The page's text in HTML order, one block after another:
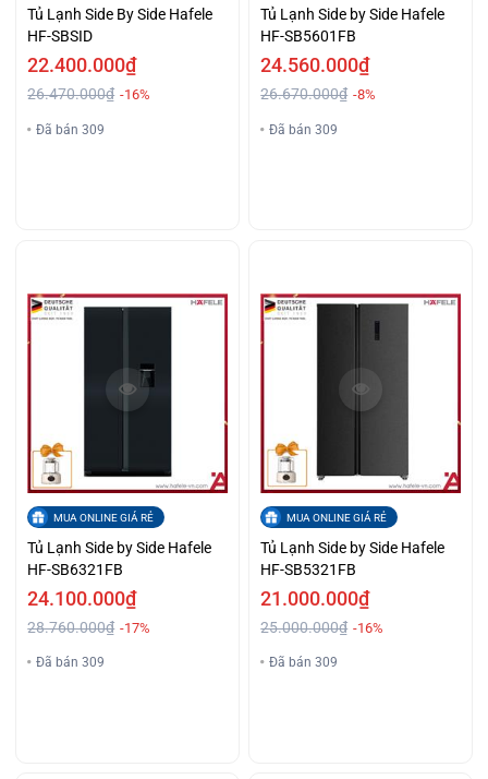
Tủ Lạnh Side By Side Hafele
HF-SBSID
22.400.000₫
26.470.000₫ -16%
Đã bán 309
Tủ Lạnh Side by Side Hafele
HF-SB5601FB
24.560.000₫
26.670.000₫ -8%
Đã bán 309
MUA ONLINE GIÁ RẺ
Tủ Lạnh Side by Side Hafele
HF-SB6321FB
24.100.000₫
28.760.000₫ -17%
Đã bán 309
MUA ONLINE GIÁ RẺ
Tủ Lạnh Side by Side Hafele
HF-SB5321FB
21.000.000₫
25.000.000₫ -16%
Đã bán 309